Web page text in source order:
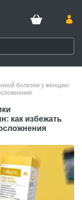
болезни у женщин:
как избежать